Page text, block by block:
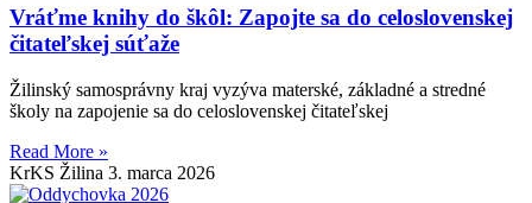
Vráťme knihy do škôl: Zapojte sa do celoslovenskej
čitateľskej súťaže
Žilinský samosprávny kraj vyzýva materské, základné a stredné
školy na zapojenie sa do celoslovenskej čitateľskej
Read More »
KrKS Žilina 3. marca 2026